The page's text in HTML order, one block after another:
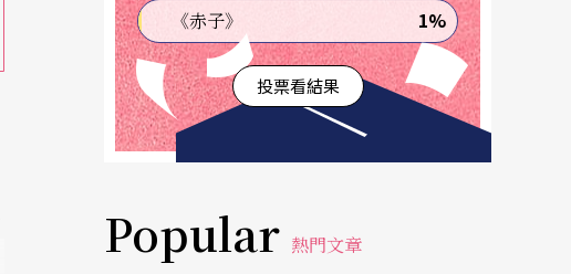
《赤子》 1%
投票看結果
Popular 熱門文章